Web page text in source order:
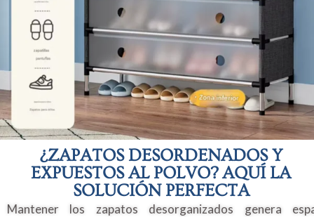
¿ZAPATOS DESORDENADOS Y
EXPUESTOS AL POLVO? AQUÍ LA
SOLUCIÓN PERFECTA
Mantener los zapatos desorganizados genera